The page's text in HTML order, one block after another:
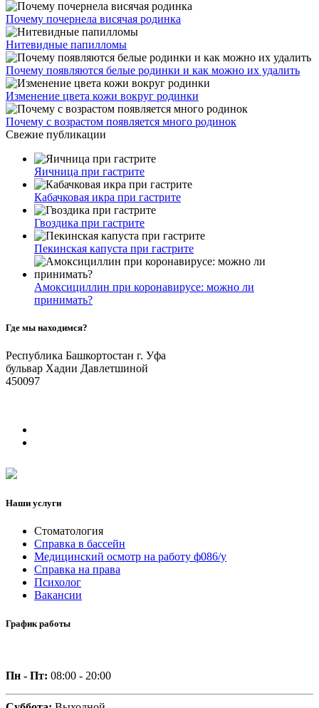
Почему почернела висячая родинка
Нитевидные папилломы
Почему появляются белые родинки и как можно их удалить
Изменение цвета кожи вокруг родинки
Почему с возрастом появляется много родинок
Свежие публикации
Яичница при гастрите
Кабачковая икра при гастрите
Гвоздика при гастрите
Пекинская капуста при гастрите
Амоксициллин при коронавирусе: можно ли
принимать?
Где мы находимся?
Республика Башкортостан г. Уфа
бульвар Хадии Давлетшиной
450097
Наши услуги
Стоматология
Справка в бассейн
Медицинский осмотр на работу ф086/у
Справка на права
Психолог
Вакансии
График работы
Пн - Пт: 08:00 - 20:00